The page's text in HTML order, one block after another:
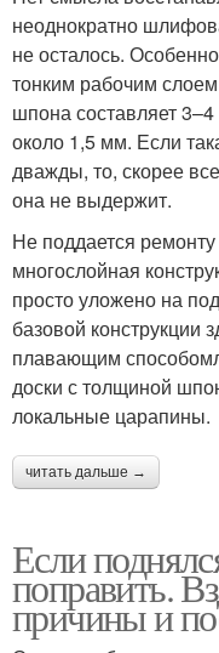
неоднократно
не осталось.
тонким рабочим
шпона составляет
около 1,5 мм. Если
дважды, то, скорее
она не выдержит.
Не поддается
многослойная
просто уложено на
базовой конструкции
плавающим
доски с толщиной
локальные царапины.
читать дальше →
Если
поправить.
причины и